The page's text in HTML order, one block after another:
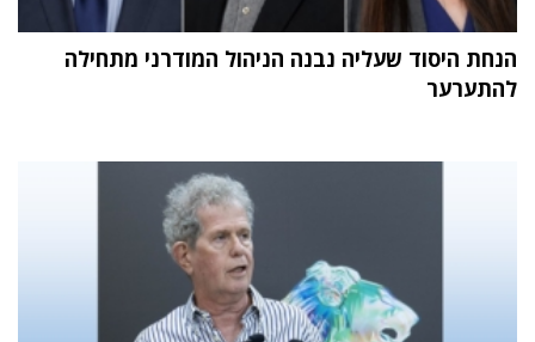
הנחת היסוד שעליה נבנה הניהול המודרני מתחילה
להתערער